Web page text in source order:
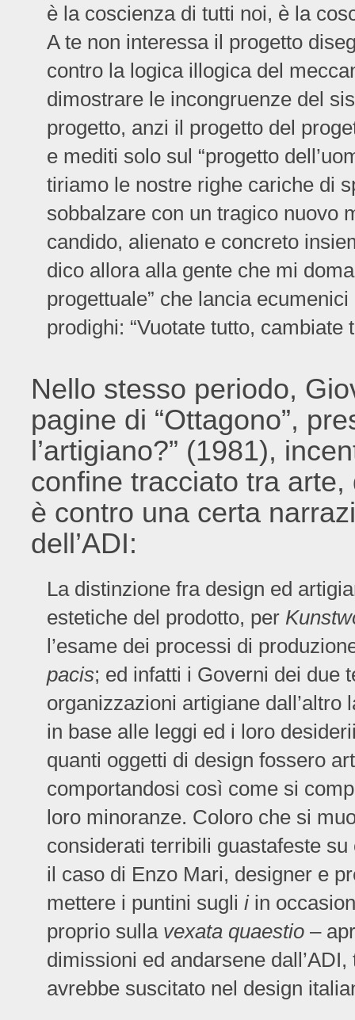
è la coscienza di tutti noi, è la
A te non interessa il progetto
contro la logica illogica del
dimostrare le incongruenze del
progetto, anzi il progetto del
e mediti solo sul “progetto
tiriamo le nostre righe cariche di
sobbalzare con un tragico nuovo
candido, alienato e concreto
dico allora alla gente che mi
progettuale” che lancia
prodighi: “Vuotate tutto,
Nello stesso periodo,
pagine di “Ottagono”,
l’artigiano?” (1981),
confine tracciato tra arte,
è contro una certa
dell’ADI:
La distinzione fra design ed
estetiche del prodotto, per
l’esame dei processi di
pacis; ed infatti i Governi dei due
organizzazioni artigiane
in base alle leggi ed i loro
quanti oggetti di design fossero
comportandosi così come si
loro minoranze. Coloro che si
considerati terribili guastafeste
il caso di Enzo Mari, designer e
mettere i puntini sugliiin
proprio sulla vexata quaestio –
dimissioni ed andarsene
avrebbe suscitato nel design